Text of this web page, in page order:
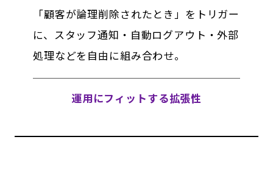
「顧客が論理削除されたとき」をトリガー
に、スタッフ通知・自動ログアウト・外部
処理などを自由に組み合わせ。
運用にフィットする拡張性